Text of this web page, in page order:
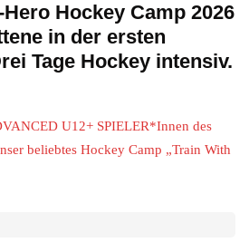
Hockey Camp 2026
in der ersten
Tage Hockey intensiv.
U12+ SPIELER*Innen des
beliebtes Hockey Camp „Train With